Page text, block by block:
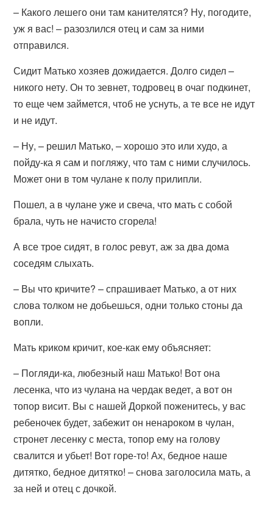
– Какого лешего они там канителятся? Ну, погодите,
уж я вас! – разозлился отец и сам за ними
отправился.
Сидит Матько хозяев дожидается. Долго сидел –
никого нету. Он то зевнет, тодровец в очаг подкинет,
то еще чем займется, чтоб не уснуть, а те все не идут
и не идут.
– Ну, – решил Матько, – хорошо это или худо, а
пойду-ка я сам и погляжу, что там с ними случилось.
Может они в том чулане к полу прилипли.
Пошел, а в чулане уже и свеча, что мать с собой
брала, чуть не начисто сгорела!
А все трое сидят, в голос ревут, аж за два дома
соседям слыхать.
– Вы что кричите? – спрашивает Матько, а от них
слова толком не добьешься, одни только стоны да
вопли.
Мать криком кричит, кое-как ему объясняет:
– Погляди-ка, любезный наш Матько! Вот она
лесенка, что из чулана на чердак ведет, а вот он
топор висит. Вы с нашей Доркой поженитесь, у вас
ребеночек будет, забежит он ненароком в чулан,
стронет лесенку с места, топор ему на голову
свалится и убьет! Вот горе-то! Ах, бедное наше
дитятко, бедное дитятко! – снова заголосила мать, а
за ней и отец с дочкой.